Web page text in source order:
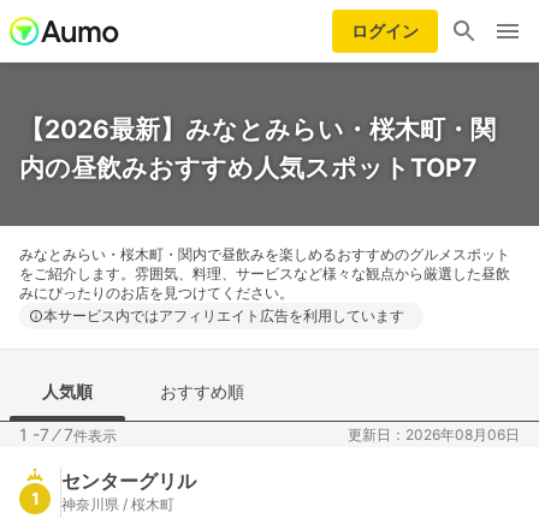
ログイン
【2026最新】みなとみらい・桜木町・関
内の昼飲みおすすめ人気スポットTOP7
みなとみらい・桜木町・関内で昼飲みを楽しめるおすすめのグルメスポット
をご紹介します。雰囲気、料理、サービスなど様々な観点から厳選した昼飲
みにぴったりのお店を見つけてください。
本サービス内ではアフィリエイト広告を利用しています
人気順 おすすめ順
1 -7 ⁄7件表示 更新日：2026年08月06日
1
センターグリル
神奈川県 / 桜木町